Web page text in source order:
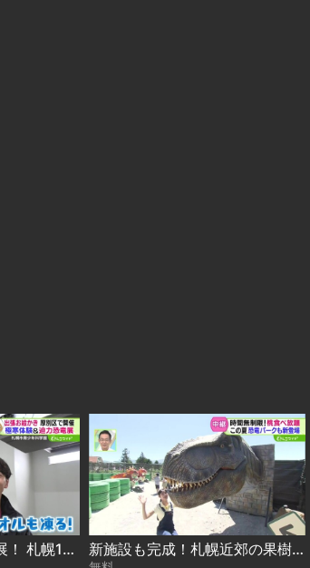
極寒体験＆迫力恐竜展！ 札幌10区キャラバン in 厚別区 2026-08-05 新施設も完成！札幌近郊の果樹園で甘〜い桃狩り 2026-08-05